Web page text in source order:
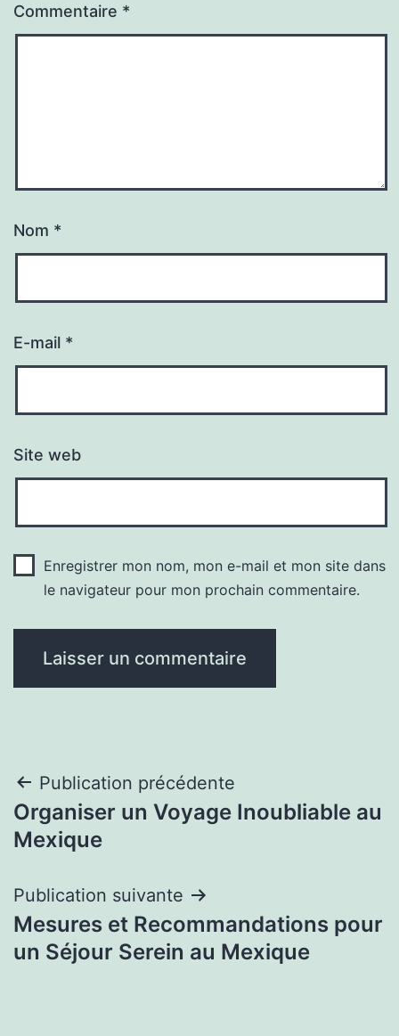
Commentaire *
Nom *
E-mail *
Site web
Enregistrer mon nom, mon e-mail et mon site dans
le navigateur pour mon prochain commentaire.
Navigation
de
Publication précédente
Organiser un Voyage Inoubliable au
Mexique
Publication suivante
Mesures et Recommandations pour
un Séjour Serein au Mexique